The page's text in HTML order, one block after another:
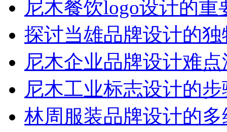
尼木餐饮logo设计的重
探讨当雄品牌设计的
尼木企业品牌设计难
尼木工业标志设计的
林周服装品牌设计的